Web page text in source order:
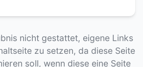
nicht gestattet, eigene Links
zu setzen, da diese Seite
soll, wenn diese eine Seite